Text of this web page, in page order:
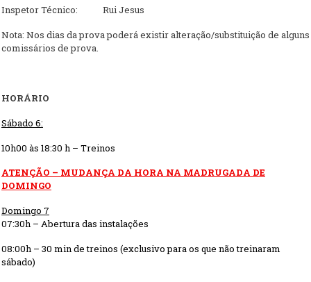
Inspetor Técnico: Rui Jesus
Nota: Nos dias da prova poderá existir alteração/substituição de alguns
comissários de prova.
HORÁRIO
Sábado 6:
10h00 às 18:30 h – Treinos
ATENÇÃO – MUDANÇA DA HORA NA MADRUGADA DE
DOMINGO
Domingo 7
07:30h – Abertura das instalações
08:00h – 30 min de treinos (exclusivo paraos que não treinaram
sábado)